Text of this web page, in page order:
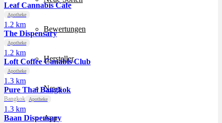
Bewertungen
Hersteller
News
App
Leaf Cannabis Cafe
Apotheke
1.2 km
The Dispensary
Apotheke
1.2 km
Loft Coffee Canabis Club
Apotheke
1.3 km
Pure Thai Bangkok
Bangkok Apotheke
1.3 km
Baan Dispensary